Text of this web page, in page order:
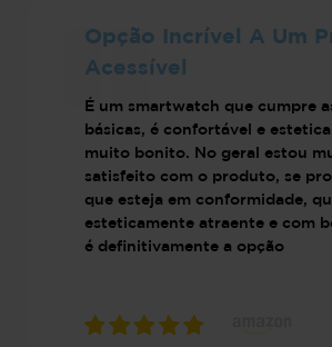
Opção Incrível A Um
Acessível
É um smartwatch que cumpre
básicas, é confortável e
muito bonito. No geral estou
satisfeito com o produto, se
que esteja em conformidade,
esteticamente atraente e com
é definitivamente a opção